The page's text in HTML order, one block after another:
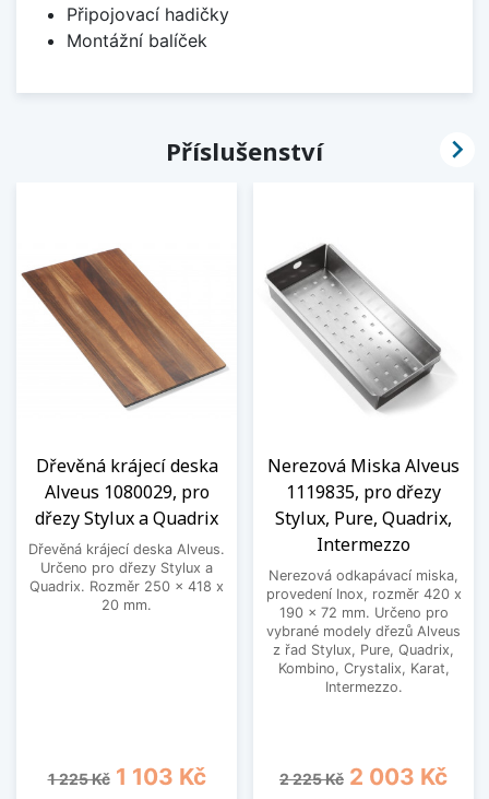
Připojovací hadičky
Montážní balíček
Příslušenství
Dřevěná krájecí deska
Alveus 1080029, pro
dřezy Stylux a Quadrix
Dřevěná krájecí deska Alveus.
Určeno pro dřezy Stylux a
Quadrix. Rozměr 250 x 418 x
20 mm.
Běžná cena
1 225 Kč Cena
1 103 Kč
Nerezová Miska Alveus
1119835, pro dřezy
Stylux, Pure, Quadrix,
Intermezzo
Nerezová odkapávací miska,
provedení Inox, rozměr 420 x
190 x 72 mm. Určeno pro
vybrané modely dřezů Alveus
z řad Stylux, Pure, Quadrix,
Kombino, Crystalix, Karat,
Intermezzo.
Běžná cena
2 225 Kč Cena
2 003 Kč
